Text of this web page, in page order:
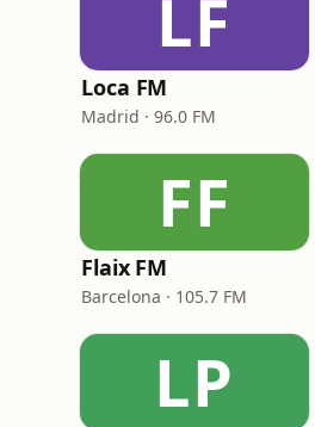
LF
Loca FM
Madrid · 96.0 FM
FF
Flaix FM
Barcelona · 105.7 FM
LP